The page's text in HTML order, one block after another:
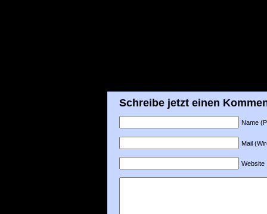
Schreibe jetzt einen
Name
Mail
Website